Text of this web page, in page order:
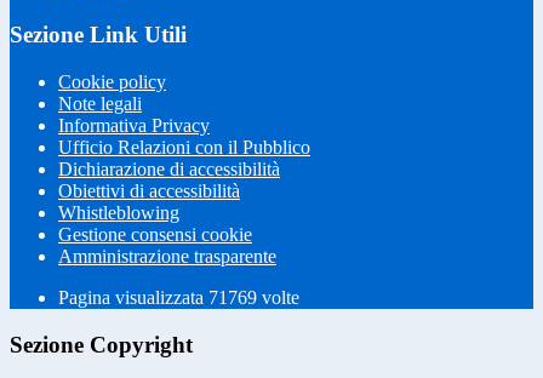
Sezione Link Utili
Cookie policy
Note legali
Informativa Privacy
Ufficio Relazioni con il Pubblico
Dichiarazione di accessibilità
Obiettivi di accessibilità
Whistleblowing
Gestione consensi cookie
Amministrazione trasparente
Pagina visualizzata 71769 volte
Sezione Copyright